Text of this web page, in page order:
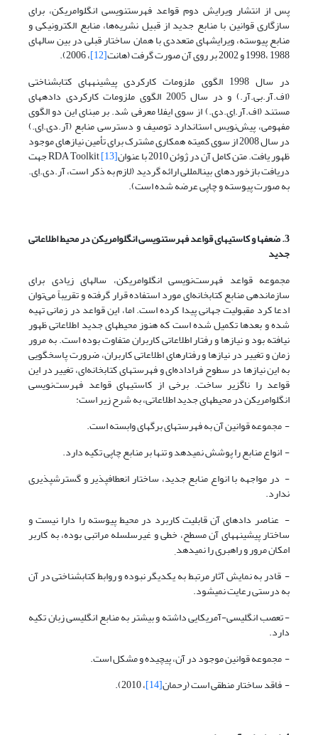
پس از انتشار ویرایش دوم قواعد فهرست­نویسی انگلوامریکن، برای
سازگاری قوانین با منابع جدید از قبیل نشریه‌ها، منابع الکترونیکی و
منابع پیوسته، ویرایشهای متعددی با همان ساختار قبلی در بین سالهای
1988 ،1998 و 2002 بر روی آن صورت گرفت (هانت [12]
، 2006).
در سال 1998 الگوی ملزومات کارکردی پیشینه­های کتابشناختی
(اف.آر.بی.آر.) و در سال 2005 الگوی ملزومات کارکردی داده­های
مستند (اف.آر.اِی.دی.) از سوی ایفلا معرفی شد. بر مبنای این دو الگوی
مفهومی، پیش‌نویس استاندارد توصیف و دسترسی منابع (آر.دی.اِی.)
در سال 2008 از سوی کمیته همکاری مشترک برای تأمین نیازهای موجود
ظهور یافت. متن کامل آن در ژوئن 2010 با عنوان [13] RDA Toolkit جهت
دریافت بازخوردهای بین­المللی ارائه گردید (لازم به ذکر است، آر.دی.اِی.
به صورت پیوسته و چاپی عرضه شده است).
3. ضعفها و کاستیهای قواعد فهرست­نویسی انگلوامریکن در محیط اطلاعاتی
جدید
مجموعه قواعد فهرست‌نویسی انگلوامریکن، سالهای زیادی برای
سازماندهی منابع کتابخانه‌ای مورد استفاده قرار گرفته و تقریباً می‌توان
ادعا کرد مقبولیت جهانی پیدا کرده است. اما، این قواعد در زمانی تهیه
شده و بعدها تکمیل شده است که هنوز محیطهای جدید اطلاعاتی ظهور
نیافته بود و نیازها و رفتار اطلاعاتی کاربران متفاوت بوده است. به مرور
زمان و تغییر در نیازها و رفتارهای اطلاعاتی کاربران، ضرورت پاسخگویی
به این نیازها در سطوح فراداده‌ای و فهرستهای کتابخانه‌ای، تغییر در این
قواعد را ناگزیر ساخت. برخی از کاستیهای قواعد فهرست‌نویسی
انگلوامریکن در محیطهای جدید اطلاعاتی، به شرح زیر است:
- مجموعه قوانین آن به فهرستهای برگه­ای وابسته است.
- انواع منابع را پوشش نمی­دهد و تنها بر منابع چاپی تکیه دارد.
- در مواجهه با انواع منابع جدید، ساختار انعطاف­پذیر و گسترش­پذیری
ندارد.
- عناصر داده­ای آن قابلیت کاربرد در محیط پیوسته را دارا نیست و
ساختار پیشینه­های آن مسطح، خطی و غیرسلسله مراتبی بوده، به کاربر
امکان مرور و راهبری را نمی­دهد.­
- قادر به نمایش آثار مرتبط به یکدیگر نبوده و روابط کتابشناختی در آن
به درستی رعایت نمی­شود.
- تعصب انگلیسی-آمریکایی داشته و بیشتر به منابع انگلیسی زبان تکیه
دارد.
- مجموعه قوانین موجود در آن، پیچیده و مشکل است.
- فاقد ساختار منطقی است (رحمان[14] ، 2010).